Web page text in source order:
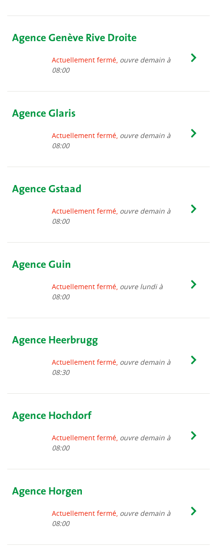
Agence Genève Rive Droite
Actuellement fermé, ouvre demain à
08:00
Agence Glaris
Actuellement fermé, ouvre demain à
08:00
Agence Gstaad
Actuellement fermé, ouvre demain à
08:00
Agence Guin
Actuellement fermé, ouvre lundi à
08:00
Agence Heerbrugg
Actuellement fermé, ouvre demain à
08:30
Agence Hochdorf
Actuellement fermé, ouvre demain à
08:00
Agence Horgen
Actuellement fermé, ouvre demain à
08:00